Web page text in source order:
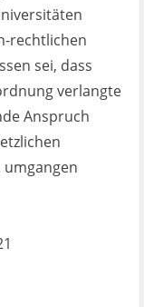
rechtlichen
sei, dass
verlangte
Anspruch